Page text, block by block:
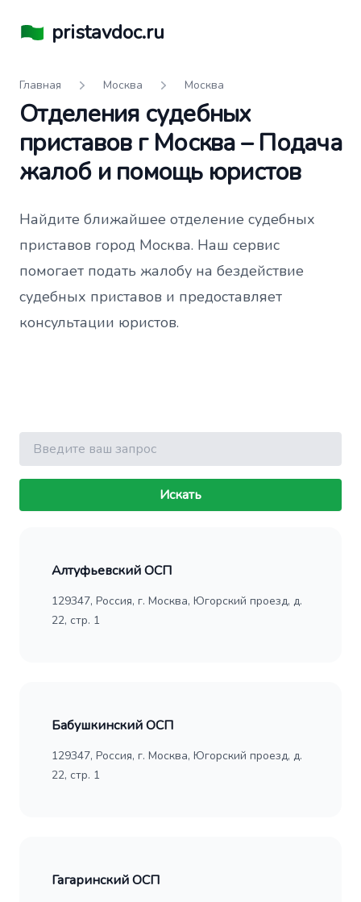
pristavdoc.ru
Главная Москва Москва
Отделения судебных
приставов г Москва – Подача
жалоб и помощь юристов
Найдите ближайшее отделение судебных
приставов город Москва. Наш сервис
помогает подать жалобу на бездействие
судебных приставов и предоставляет
консультации юристов.
Поиск
Искать
Алтуфьевский ОСП
129347, Россия, г. Москва, Югорский проезд, д.
22, стр. 1
Бабушкинский ОСП
129347, Россия, г. Москва, Югорский проезд, д.
22, стр. 1
Гагаринский ОСП